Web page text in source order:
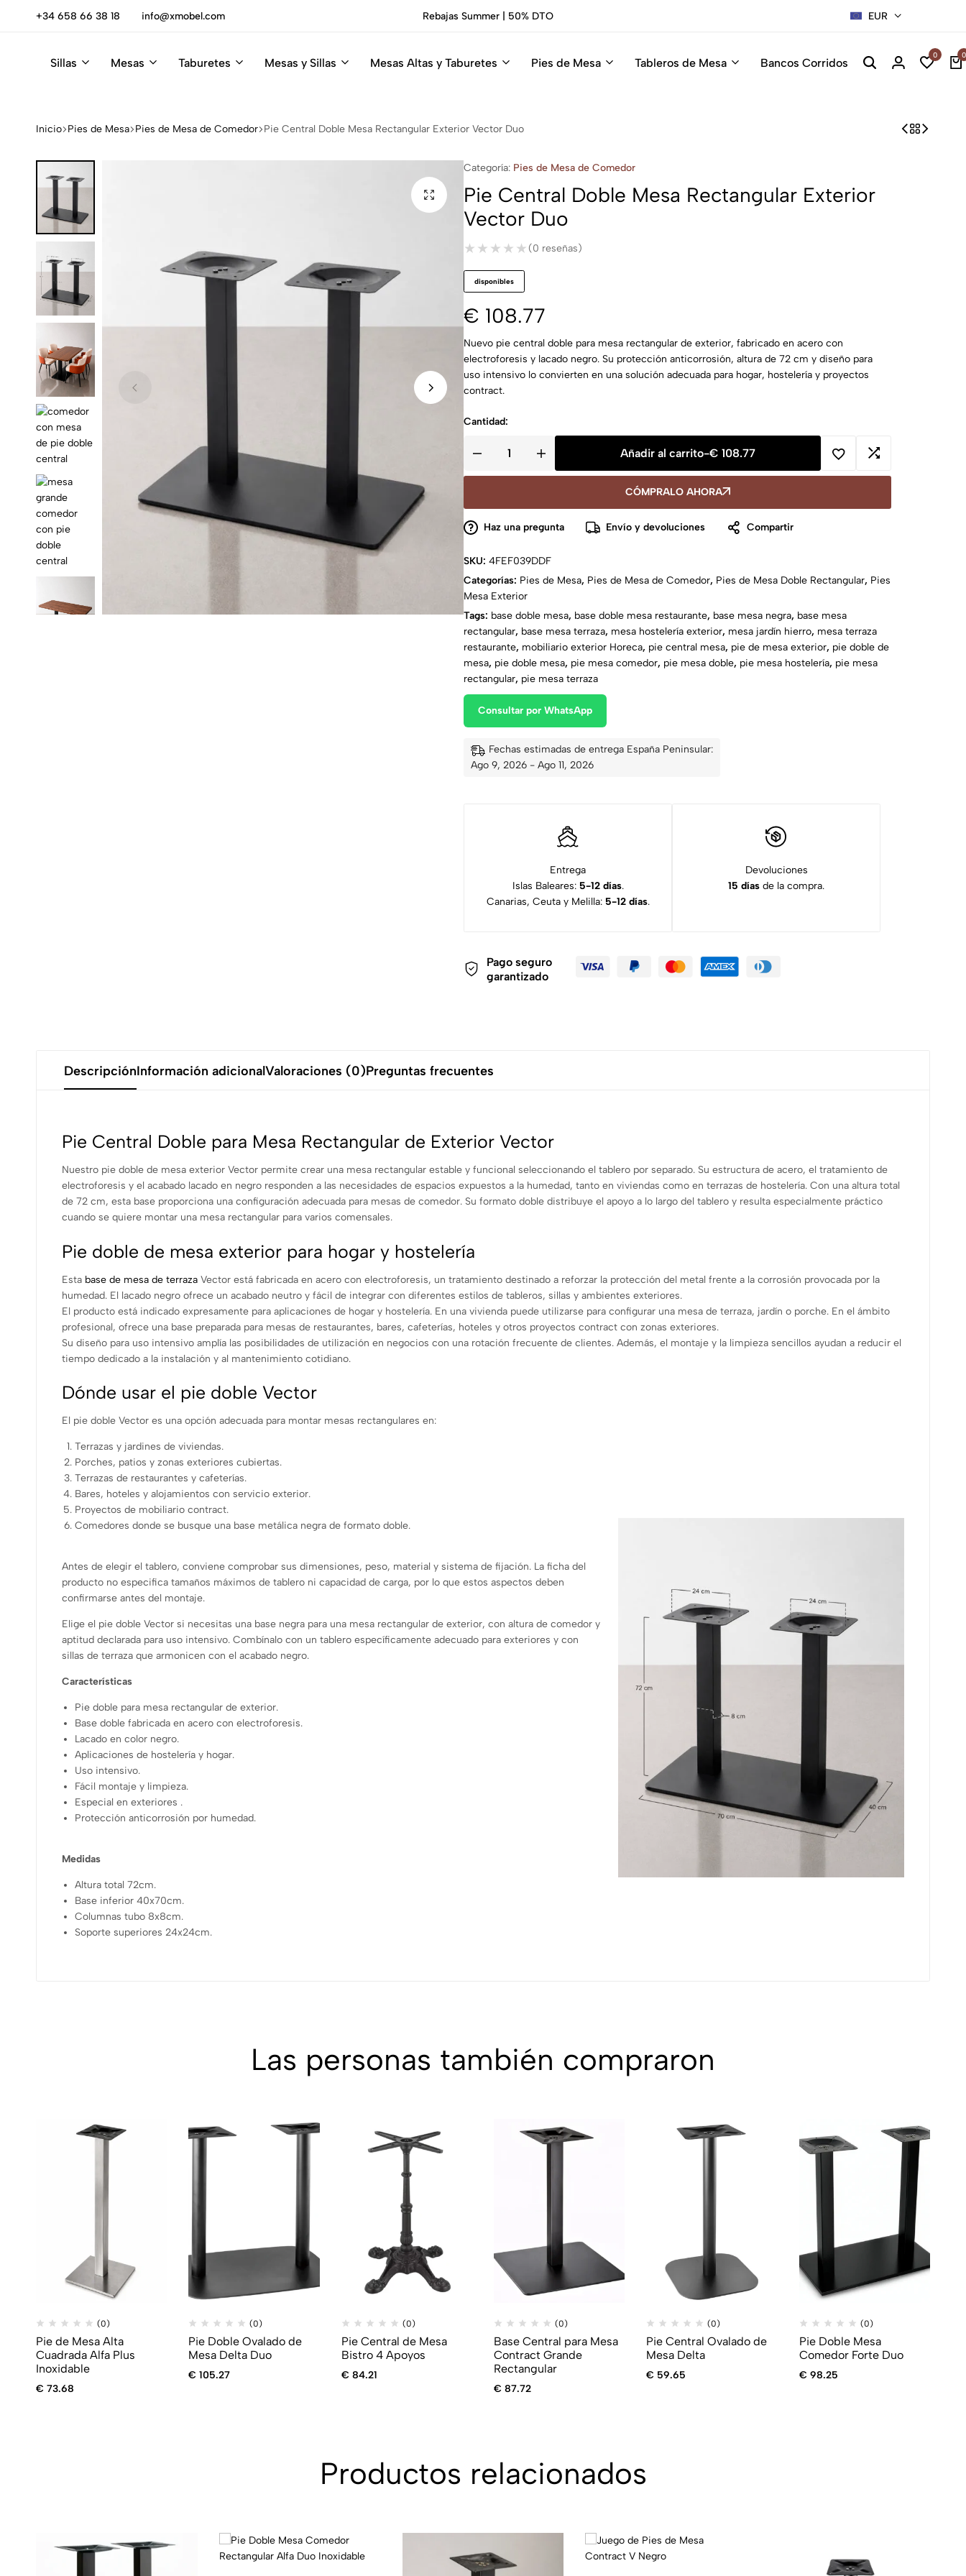
+34 658 66 38 18 info@xmobel.com Rebajas Summer | 50% DTO EUR
Sillas Mesas Taburetes Mesas y Sillas Mesas Altas y Taburetes Pies de Mesa Tableros de Mesa Bancos Corridos
0 0
Inicio Pies de Mesa Pies de Mesa de Comedor Pie Central Doble Mesa Rectangular Exterior Vector Duo
Categoría: Pies de Mesa de Comedor
Pie Central Doble Mesa Rectangular Exterior
Vector Duo
★★★★★
★★★★★ (0 reseñas)
disponibles
€ 108.77
Nuevo pie central doble para mesa rectangular de exterior, fabricado en acero con
electroforesis y lacado negro. Su protección anticorrosión, altura de 72 cm y diseño para
uso intensivo lo convierten en una solución adecuada para hogar, hostelería y proyectos
contract.
Cantidad:
Añadir al carrito-€ 108.77
CÓMPRALO AHORA
Haz una pregunta Envío y devoluciones Compartir
SKU: 4FEF039DDF
Categorías: Pies de Mesa, Pies de Mesa de Comedor, Pies de Mesa Doble Rectangular, Pies
Mesa Exterior
Tags: base doble mesa, base doble mesa restaurante, base mesa negra, base mesa
rectangular, base mesa terraza, mesa hostelería exterior, mesa jardín hierro, mesa terraza
restaurante, mobiliario exterior Horeca, pie central mesa, pie de mesa exterior, pie doble de
mesa, pie doble mesa, pie mesa comedor, pie mesa doble, pie mesa hostelería, pie mesa
rectangular, pie mesa terraza
Consultar por WhatsApp
Fechas estimadas de entrega España Peninsular:
Ago 9, 2026 - Ago 11, 2026
Entrega
Islas Baleares: 5-12 días.
Canarias, Ceuta y Melilla: 5-12 días.
Devoluciones
15 días de la compra.
Pago seguro
garantizado
DescripciónInformación adicionalValoraciones (0)Preguntas frecuentes
Pie Central Doble para Mesa Rectangular de Exterior Vector
Nuestro pie doble de mesa exterior Vector permite crear una mesa rectangular estable y funcional seleccionando el tablero por separado. Su estructura de acero, el tratamiento de
electroforesis y el acabado lacado en negro responden a las necesidades de espacios expuestos a la humedad, tanto en viviendas como en terrazas de hostelería. Con una altura total
de 72 cm, esta base proporciona una configuración adecuada para mesas de comedor. Su formato doble distribuye el apoyo a lo largo del tablero y resulta especialmente práctico
cuando se quiere montar una mesa rectangular para varios comensales.
Pie doble de mesa exterior para hogar y hostelería
Esta base de mesa de terraza Vector está fabricada en acero con electroforesis, un tratamiento destinado a reforzar la protección del metal frente a la corrosión provocada por la
humedad. El lacado negro ofrece un acabado neutro y fácil de integrar con diferentes estilos de tableros, sillas y ambientes exteriores.
El producto está indicado expresamente para aplicaciones de hogar y hostelería. En una vivienda puede utilizarse para configurar una mesa de terraza, jardín o porche. En el ámbito
profesional, ofrece una base preparada para mesas de restaurantes, bares, cafeterías, hoteles y otros proyectos contract con zonas exteriores.
Su diseño para uso intensivo amplía las posibilidades de utilización en negocios con una rotación frecuente de clientes. Además, el montaje y la limpieza sencillos ayudan a reducir el
tiempo dedicado a la instalación y al mantenimiento cotidiano.
Dónde usar el pie doble Vector
El pie doble Vector es una opción adecuada para montar mesas rectangulares en:
Terrazas y jardines de viviendas.
Porches, patios y zonas exteriores cubiertas.
Terrazas de restaurantes y cafeterías.
Bares, hoteles y alojamientos con servicio exterior.
Proyectos de mobiliario contract.
Comedores donde se busque una base metálica negra de formato doble.
Antes de elegir el tablero, conviene comprobar sus dimensiones, peso, material y sistema de fijación. La ficha del
producto no especifica tamaños máximos de tablero ni capacidad de carga, por lo que estos aspectos deben
confirmarse antes del montaje.
Elige el pie doble Vector si necesitas una base negra para una mesa rectangular de exterior, con altura de comedor y
aptitud declarada para uso intensivo. Combínalo con un tablero específicamente adecuado para exteriores y con
sillas de terraza que armonicen con el acabado negro.
Características
Pie doble para mesa rectangular de exterior.
Base doble fabricada en acero con electroforesis.
Lacado en color negro.
Aplicaciones de hostelería y hogar.
Uso intensivo.
Fácil montaje y limpieza.
Especial en exteriores .
Protección anticorrosión por humedad.
Medidas
Altura total 72cm.
Base inferior 40x70cm.
Columnas tubo 8x8cm.
Soporte superiores 24x24cm.
Las personas también compraron
(0)
Pie de Mesa Alta
Cuadrada Alfa Plus
Inoxidable
€ 73.68
(0)
Pie Doble Ovalado de
Mesa Delta Duo
€ 105.27
(0)
Pie Central de Mesa
Bistro 4 Apoyos
€ 84.21
(0)
Base Central para Mesa
Contract Grande
Rectangular
€ 87.72
(0)
Pie Central Ovalado de
Mesa Delta
€ 59.65
(0)
Pie Doble Mesa
Comedor Forte Duo
€ 98.25
Productos relacionados